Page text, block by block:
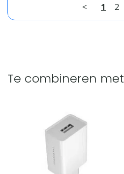
< 1 2
Te combineren met